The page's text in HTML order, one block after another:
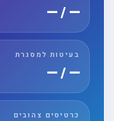
— / —
בעיטות למסגרת
— / —
כרטיסים צהובים